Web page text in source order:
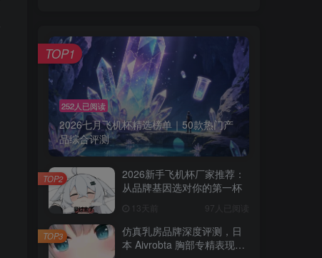
252人已阅读
2026七月飞机杯精选榜单｜50款热门产
品综合评测
TOP1
2026新手飞机杯厂家推荐：
从品牌基因选对你的第一杯
13天前 97人已阅读
TOP2
仿真乳房品牌深度评测，日
本 Aivrobta 胸部专精表现突
TOP3